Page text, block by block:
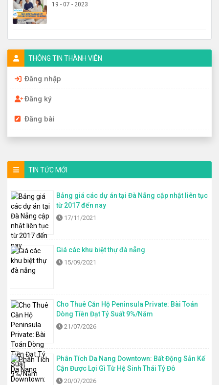
19 - 07 - 2023
THÔNG TIN THÀNH VIÊN
Đăng nhập
Đăng ký
Đăng bài
TIN TỨC MỚI
Bảng giá các dự án tại Đà Nẵng cập nhật liên tục
từ 2017 đến nay
17/11/2021
Giá các khu biệt thự đà nẵng
15/09/2021
Cho Thuê Căn Hộ Peninsula Private: Bài Toán
Dòng Tiền Đạt Tỷ Suất 9%/Năm
21/07/2026
Phân Tích Da Nang Downtown: Bất Động Sản Kế
Cận Được Lợi Gì Từ Hệ Sinh Thái Tỷ Đô
20/07/2026